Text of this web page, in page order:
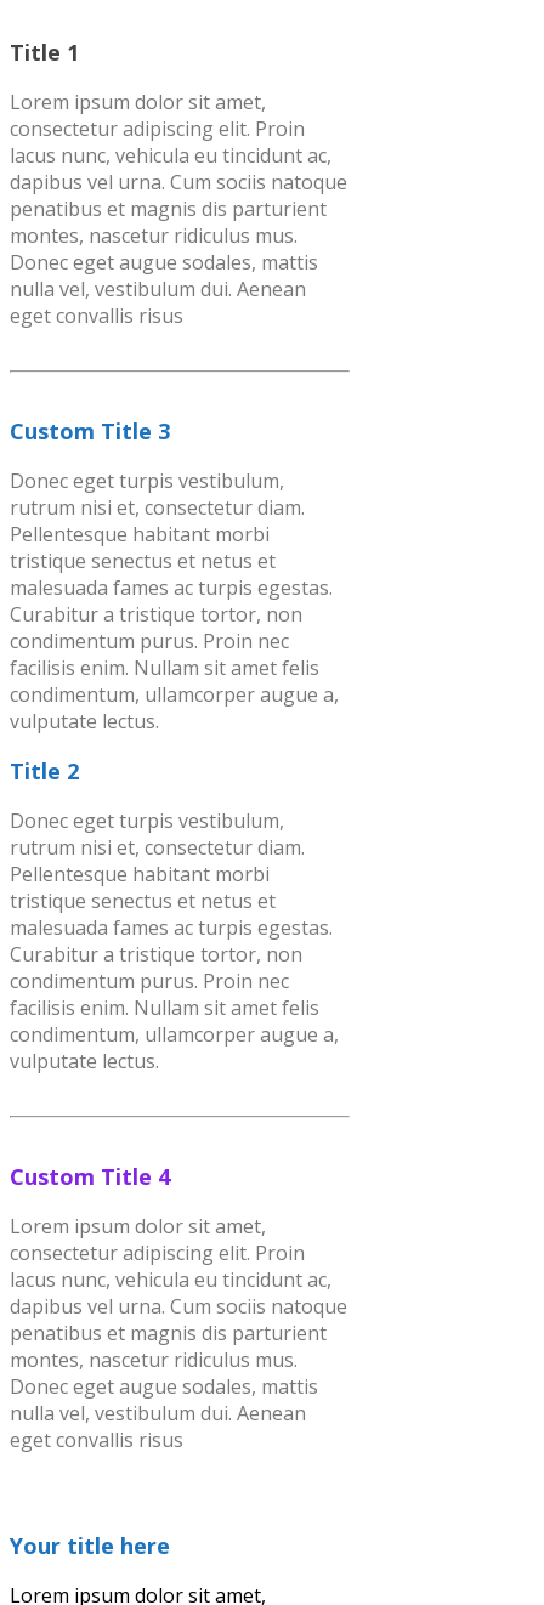
Title 1
Lorem ipsum dolor sit amet,
consectetur adipiscing elit. Proin
lacus nunc, vehicula eu tincidunt ac,
dapibus vel urna. Cum sociis natoque
penatibus et magnis dis parturient
montes, nascetur ridiculus mus.
Donec eget augue sodales, mattis
nulla vel, vestibulum dui. Aenean
eget convallis risus
Custom Title 3
Donec eget turpis vestibulum,
rutrum nisi et, consectetur diam.
Pellentesque habitant morbi
tristique senectus et netus et
malesuada fames ac turpis egestas.
Curabitur a tristique tortor, non
condimentum purus. Proin nec
facilisis enim. Nullam sit amet felis
condimentum, ullamcorper augue a,
vulputate lectus.
Title 2
Donec eget turpis vestibulum,
rutrum nisi et, consectetur diam.
Pellentesque habitant morbi
tristique senectus et netus et
malesuada fames ac turpis egestas.
Curabitur a tristique tortor, non
condimentum purus. Proin nec
facilisis enim. Nullam sit amet felis
condimentum, ullamcorper augue a,
vulputate lectus.
Custom Title 4
Lorem ipsum dolor sit amet,
consectetur adipiscing elit. Proin
lacus nunc, vehicula eu tincidunt ac,
dapibus vel urna. Cum sociis natoque
penatibus et magnis dis parturient
montes, nascetur ridiculus mus.
Donec eget augue sodales, mattis
nulla vel, vestibulum dui. Aenean
eget convallis risus
Your title here
Lorem ipsum dolor sit amet,